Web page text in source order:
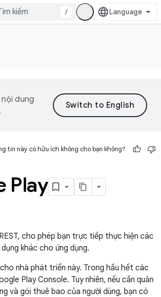
/
dung
tin này có hữu ích không cho bạn không?
Play
cho phép bạn trực tiếp thực hiện các
khác cho ứng dụng.
nhà phát triển này. Trong hầu hết các
Play Console. Tuy nhiên, nếu cần quản
và gói thuê bao của người dùng, bạn có